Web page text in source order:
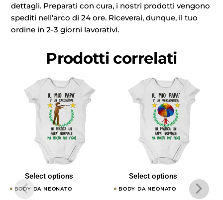
dettagli. Preparati con cura, i nostri prodotti vengono
spediti nell’arco di 24 ore. Riceverai, dunque, il tuo
ordine in 2-3 giorni lavorativi.
Prodotti correlati
Select options
BODY DA NEONATO
Select options
BODY DA NEONATO